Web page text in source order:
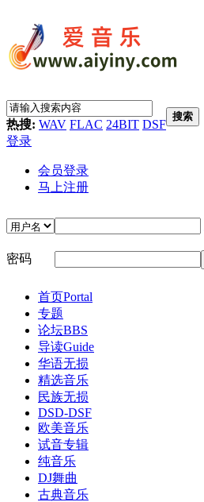
热搜: WAV FLAC 24BIT DSF
搜索
登录
会员登录
马上注册
密码
首页Portal
专题
论坛BBS
导读Guide
华语无损
精选音乐
民族无损
DSD-DSF
欧美音乐
试音专辑
纯音乐
DJ舞曲
古典音乐